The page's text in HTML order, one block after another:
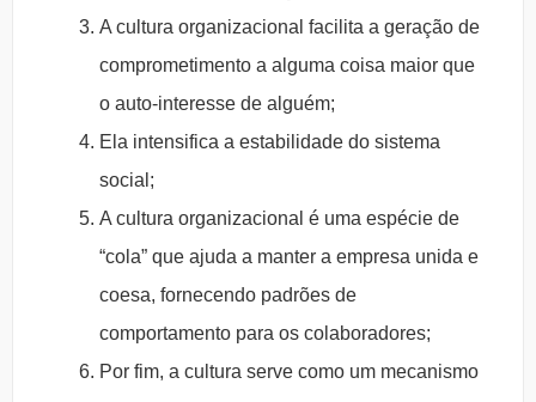
A cultura organizacional facilita a geração de
comprometimento a alguma coisa maior que
o auto-interesse de alguém;
Ela intensifica a estabilidade do sistema
social;
A cultura organizacional é uma espécie de
“cola” que ajuda a manter a empresa unida e
coesa, fornecendo padrões de
comportamento para os colaboradores;
Por fim, a cultura serve como um mecanismo